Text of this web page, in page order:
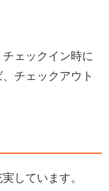
ェックイン時に
チェックアウト
しています。